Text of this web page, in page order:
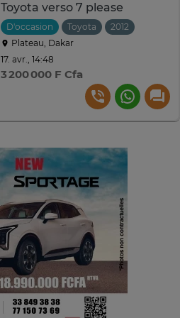
Toyota verso 7 please
D'occasion Toyota 2012
Plateau, Dakar
17. avr., 14:48
3 200 000 F Cfa